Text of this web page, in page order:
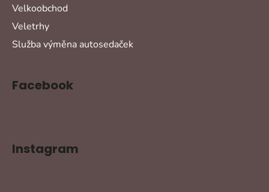
Velkoobchod
Veletrhy
Služba výměna autosedaček
Facebook
Instagram